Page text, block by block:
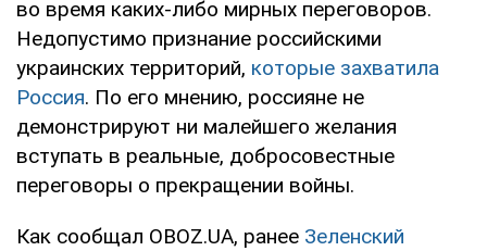
во время каких-либо мирных переговоров.
Недопустимо признание российскими
украинских территорий, которые захватила
Россия. По его мнению, россияне не
демонстрируют ни малейшего желания
вступать в реальные, добросовестные
переговоры о прекращении войны.
Как сообщал OBOZ.UA, ранее Зеленский